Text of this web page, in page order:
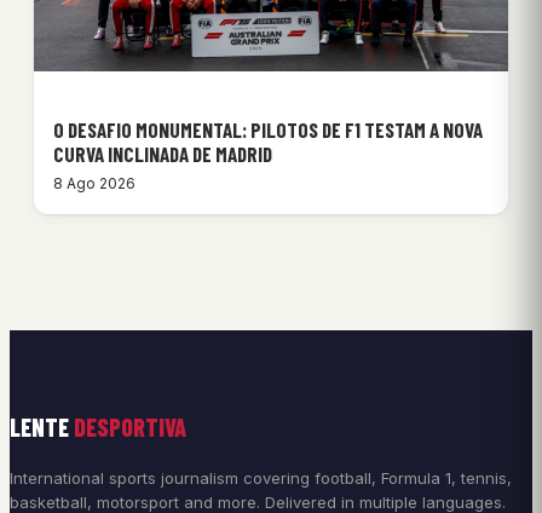
O DESAFIO MONUMENTAL: PILOTOS DE F1 TESTAM A NOVA
CURVA INCLINADA DE MADRID
8 Ago 2026
LENTE DESPORTIVA
International sports journalism covering football, Formula 1, tennis,
basketball, motorsport and more. Delivered in multiple languages.